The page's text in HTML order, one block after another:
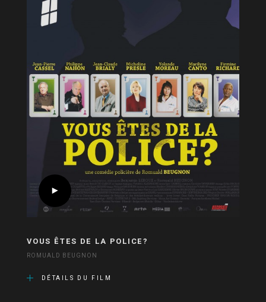
VOUS ÊTES DE LA POLICE?
ROMUALD BEUGNON
DÉTAILS DU FILM